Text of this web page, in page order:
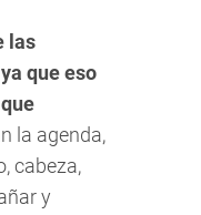
las
que eso
la agenda,
cabeza,
y